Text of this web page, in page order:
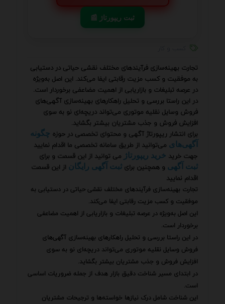
📰 ثبت ریپورتاژ
تجارت بهینه‌سازی فرآیندهای مختلف نقشی حیاتی در دستیابی
به موفقیت و کسب مزیت رقابتی ایفا می‌کند. این اصل به‌ویژه
در عرصه تبلیغات و بازاریابی از اهمیت مضاعفی برخوردار است.
در این راستا بررسی و تحلیل راهکارهای بهینه‌سازی آگهی‌های
فروش وسایل نقلیه موتوری می‌تواند دریچه‌ای نو به سوی
افزایش فروش و جذب مشتریان بیشتر بگشاید.
برای انتشار ریپورتاژ آگهی و محتوای تخصصی در حوزه چگونه
آگهی‌های می‌توانید از طریق سامانه تخصصی ما اقدام نمایید
جهت خرید خرید ریپورتاژ می توانید از این قسمت و برای
ثبت آگهی و همچنین برای ثبت آگهی رایگان از این قسمت
اقدام نمایید
تجارت بهینه‌سازی فرآیندهای مختلف نقشی حیاتی در دستیابی به
موفقیت و کسب مزیت رقابتی ایفا می‌کند.
این اصل به‌ویژه در عرصه تبلیغات و بازاریابی از اهمیت مضاعفی
برخوردار است.
در این راستا بررسی و تحلیل راهکارهای بهینه‌سازی آگهی‌های
فروش وسایل نقلیه موتوری می‌تواند دریچه‌ای نو به سوی
افزایش فروش و جذب مشتریان بیشتر بگشاید.
در ابتدای مسیر شناخت دقیق بازار هدف از جمله ضروریات اساسی
است.
این شناخت شامل درک نیازها خواسته‌ها و ترجیحات مشتریان